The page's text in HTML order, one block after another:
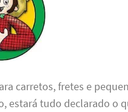
carretos, fretes e
estará tudo declarado o